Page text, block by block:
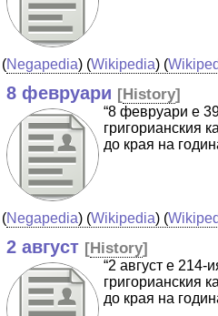
(Negapedia) (Wikipedia) (
8 февруари [History]
“8 февруари е
григорианския
до края на
(Negapedia) (Wikipedia) (
2 август [History]
“2 август е 214-
григорианския
до края на